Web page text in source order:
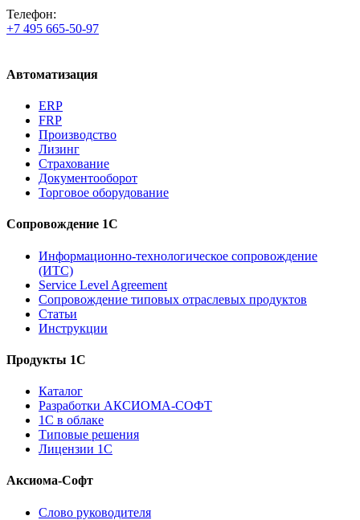
Телефон:
+7 495 665-50-97
Автоматизация
ERP
FRP
Производство
Лизинг
Страхование
Документооборот
Торговое оборудование
Сопровождение 1С
Информационно-технологическое сопровождение
(ИТС)
Service Level Agreement
Сопровождение типовых отраслевых продуктов
Статьи
Инструкции
Продукты 1С
Каталог
Разработки АКСИОМА-СОФТ
1С в облаке
Типовые решения
Лицензии 1С
Аксиома-Софт
Слово руководителя